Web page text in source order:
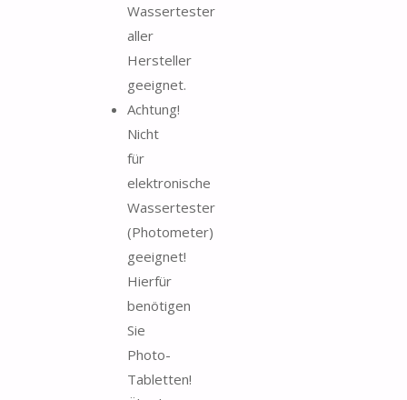
Wassertester
aller
Hersteller
geeignet.
Achtung!
Nicht
für
elektronische
Wassertester
(Photometer)
geeignet!
Hierfür
benötigen
Sie
Photo-
Tabletten!